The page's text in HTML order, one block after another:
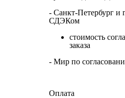
- Санкт-Петербург и
СДЭКом
стоимость
заказа
- Мир по
Оплата